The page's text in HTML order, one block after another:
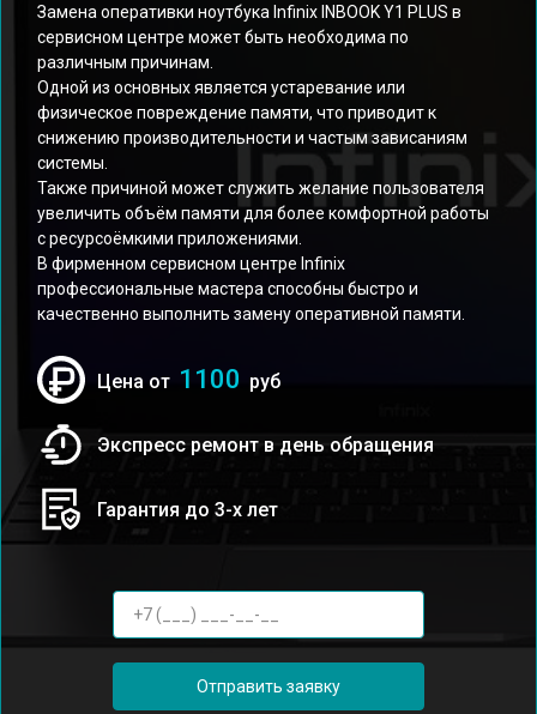
Замена оперативки ноутбука Infinix INBOOK Y1 PLUS в
сервисном центре может быть необходима по
различным причинам.
Одной из основных является устаревание или
физическое повреждение памяти, что приводит к
снижению производительности и частым зависаниям
системы.
Также причиной может служить желание пользователя
увеличить объём памяти для более комфортной работы
с ресурсоёмкими приложениями.
В фирменном сервисном центре Infinix
профессиональные мастера способны быстро и
качественно выполнить замену оперативной памяти.
Цена от 1100 руб
Экспресс ремонт в день обращения
Гарантия до 3-х лет
Отправить заявку